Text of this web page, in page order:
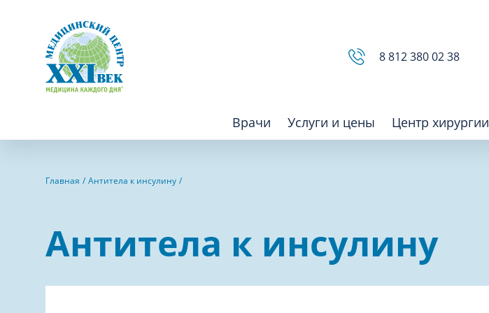
8 812 380 02 38
Врачи Услуги и цены
Аллергология
Косметология
Лабораторная диагностика
Центр хирургии
Главная Антитела к инсулину
Антитела к инсулину